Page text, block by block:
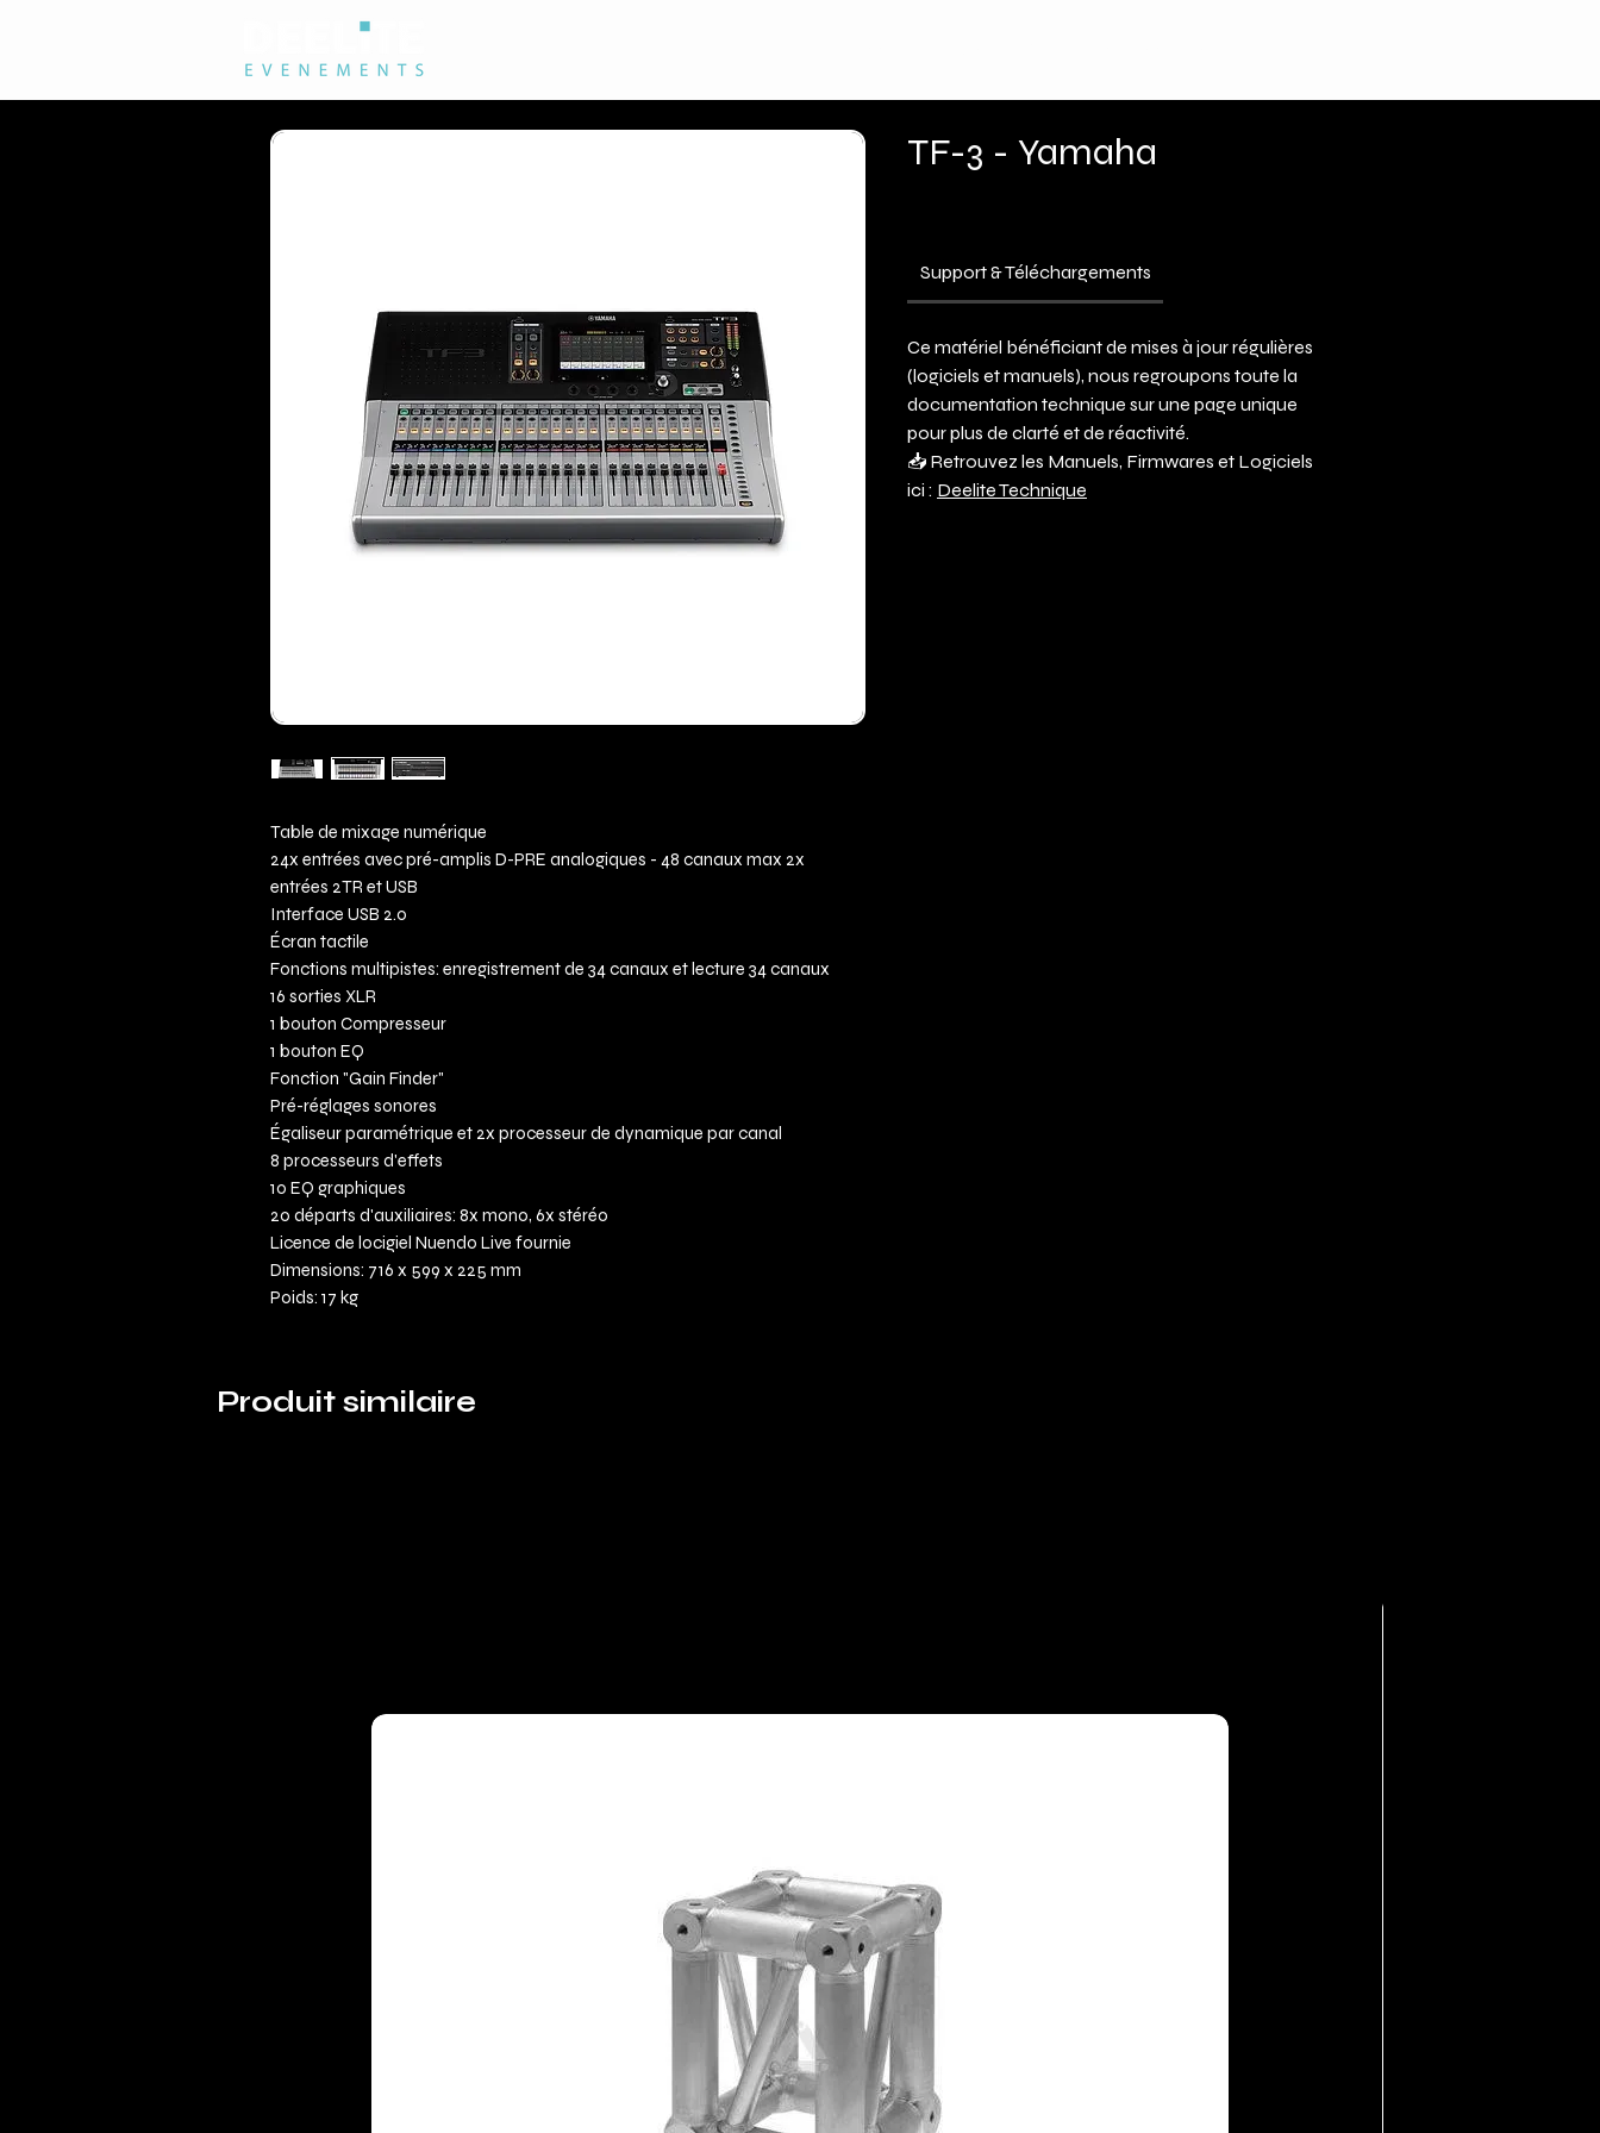
Table de mixage numérique
24x entrées avec pré-amplis D-PRE analogiques - 48 canaux max 2x
entrées 2TR et USB
Interface USB 2.0
Écran tactile
Fonctions multipistes: enregistrement de 34 canaux et lecture 34 canaux
16 sorties XLR
1 bouton Compresseur
1 bouton EQ
Fonction "Gain Finder"
Pré-réglages sonores
Égaliseur paramétrique et 2x processeur de dynamique par canal
8 processeurs d'effets
10 EQ graphiques
20 départs d'auxiliaires: 8x mono, 6x stéréo
Licence de locigiel Nuendo Live fournie
Dimensions: 716 x 599 x 225 mm
Poids: 17 kg
TF-3 - Yamaha
Support & Téléchargements
Ce matériel bénéficiant de mises à jour régulières
(logiciels et manuels), nous regroupons toute la
documentation technique sur une page unique
pour plus de clarté et de réactivité.
📥 Retrouvez les Manuels, Firmwares et Logiciels
ici : Deelite Technique
Produit similaire